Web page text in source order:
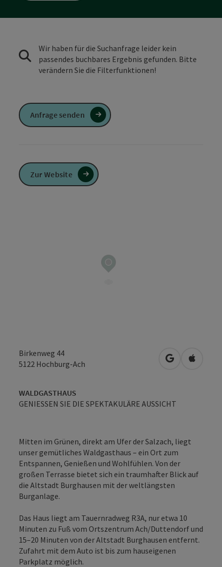
Birkenweg 44
5122 Hochburg-Ach in Google
in
WALDGASTHAUS
GENIESSEN SIE DIE SPEKTAKULÄRE AUSSICHT
Mitten im Grünen, direkt am Ufer der Salzach, liegt
unser gemütliches Waldgasthaus – ein Ort zum
Entspannen, Genießen und Wohlfühlen. Von der
großen Terrasse bietet sich ein traumhafter Blick auf
die Altstadt Burghausen mit der weltlängsten
Burganlage.
Das Haus liegt am Tauernradweg R3A, nur etwa 10
Minuten zu Fuß vom Ortszentrum Ach/Duttendorf und
15–20 Minuten von der Altstadt Burghausen entfernt.
Zufahrt mit dem Auto ist bis zum hauseigenen
Parkplatz möglich.
Wir haben für die Suchanfrage leider kein
passendes buchbares Ergebnis gefunden. Bitte
verändern Sie die Filterfunktionen!
Anfrage senden
Zur Website